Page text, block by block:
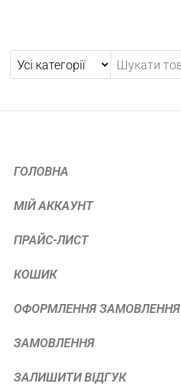
ГОЛОВНА
МІЙ АККАУНТ
ПРАЙС-ЛИСТ
КОШИК
ОФОРМЛЕННЯ ЗАМОВЛЕННЯ
ЗАМОВЛЕННЯ
ЗАЛИШИТИ ВІДГУК